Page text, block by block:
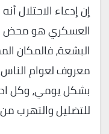
إن إدعاء الاحتلال
العسكري هو محض
البشعة، فالمكان
معروف لعوام
بشكل يومي، وكل
للتضليل والتهرب